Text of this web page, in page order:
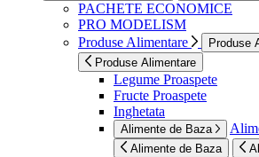
PACHETE ECONOMICE
PRO MODELISM
Produse Alimentare
Produse
Produse Alimentare
Legume Proaspete
Fructe Proaspete
Inghetata
Alimente de Baza
Alimente de Baza